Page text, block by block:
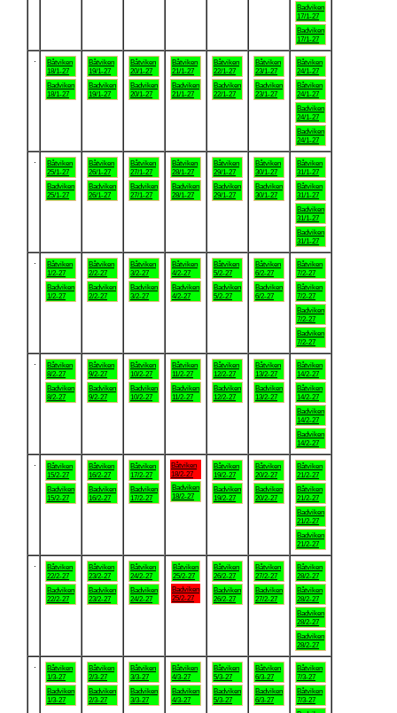
Badviken
17/1-27
Badviken
17/1-27
Båtviken
18/1-27
Badviken
18/1-27
Båtviken
19/1-27
Badviken
19/1-27
Båtviken
20/1-27
Badviken
20/1-27
Båtviken
21/1-27
Badviken
21/1-27
Båtviken
22/1-27
Badviken
22/1-27
Båtviken
23/1-27
Badviken
23/1-27
Båtviken
24/1-27
Båtviken
24/1-27
Badviken
24/1-27
Badviken
24/1-27
Båtviken
25/1-27
Badviken
25/1-27
Båtviken
26/1-27
Badviken
26/1-27
Båtviken
27/1-27
Badviken
27/1-27
Båtviken
28/1-27
Badviken
28/1-27
Båtviken
29/1-27
Badviken
29/1-27
Båtviken
30/1-27
Badviken
30/1-27
Båtviken
31/1-27
Båtviken
31/1-27
Badviken
31/1-27
Badviken
31/1-27
Båtviken
1/2-27
Badviken
1/2-27
Båtviken
2/2-27
Badviken
2/2-27
Båtviken
3/2-27
Badviken
3/2-27
Båtviken
4/2-27
Badviken
4/2-27
Båtviken
5/2-27
Badviken
5/2-27
Båtviken
6/2-27
Badviken
6/2-27
Båtviken
7/2-27
Båtviken
7/2-27
Badviken
7/2-27
Badviken
7/2-27
Båtviken
8/2-27
Badviken
8/2-27
Båtviken
9/2-27
Badviken
9/2-27
Båtviken
10/2-27
Badviken
10/2-27
Båtviken
11/2-27
Badviken
11/2-27
Båtviken
12/2-27
Badviken
12/2-27
Båtviken
13/2-27
Badviken
13/2-27
Båtviken
14/2-27
Båtviken
14/2-27
Badviken
14/2-27
Badviken
14/2-27
Båtviken
15/2-27
Badviken
15/2-27
Båtviken
16/2-27
Badviken
16/2-27
Båtviken
17/2-27
Badviken
17/2-27
Båtviken
18/2-27
Badviken
18/2-27
Båtviken
19/2-27
Badviken
19/2-27
Båtviken
20/2-27
Badviken
20/2-27
Båtviken
21/2-27
Båtviken
21/2-27
Badviken
21/2-27
Badviken
21/2-27
Båtviken
22/2-27
Badviken
22/2-27
Båtviken
23/2-27
Badviken
23/2-27
Båtviken
24/2-27
Badviken
24/2-27
Båtviken
25/2-27
Badviken
25/2-27
Båtviken
26/2-27
Badviken
26/2-27
Båtviken
27/2-27
Badviken
27/2-27
Båtviken
28/2-27
Båtviken
28/2-27
Badviken
28/2-27
Badviken
28/2-27
Båtviken
1/3-27
Badviken
1/3-27
Båtviken
2/3-27
Badviken
2/3-27
Båtviken
3/3-27
Badviken
3/3-27
Båtviken
4/3-27
Badviken
4/3-27
Båtviken
5/3-27
Badviken
5/3-27
Båtviken
6/3-27
Badviken
6/3-27
Båtviken
7/3-27
Båtviken
7/3-27